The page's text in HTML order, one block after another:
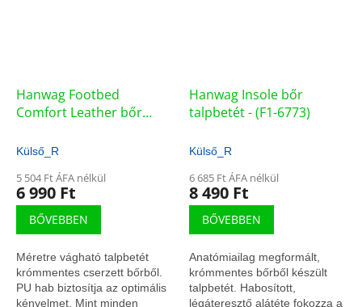
Hanwag Footbed
Comfort Leather bőr
Külső_R
5 504 Ft ÁFA nélkül
6 990 Ft
BŐVEBBEN
Méretre vágható talpbetét
krómmentes cserzett bőrből.
PU hab biztosítja az optimális
kényelmet. Mint minden
Hanwag Insole bőr
talpbetét - (F1-6773)
Külső_R
6 685 Ft ÁFA nélkül
8 490 Ft
BŐVEBBEN
Anatómiailag megformált,
krómmentes bőrből készült
talpbetét. Habosított,
légáteresztő alátéte fokozza a